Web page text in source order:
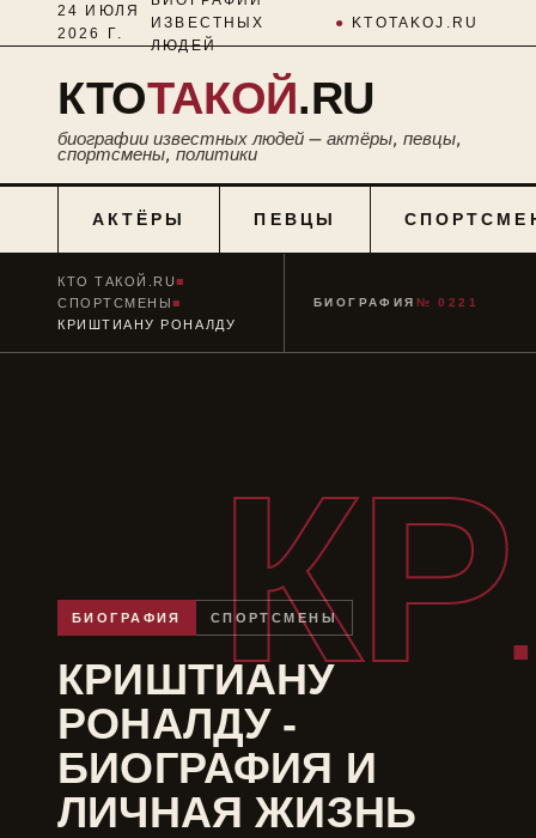
24 ИЮЛЯ
2026 Г.
ИЗВЕСТНЫХ
ЛЮДЕЙ
● KTOTAKOJ.RU
КТОТАКОЙ.RU
биографии известных людей — актёры, певцы,
спортсмены, политики
АКТЁРЫ ПЕВЦЫ
КР
КТО ТАКОЙ.RU■
СПОРТСМЕНЫ■
КРИШТИАНУ РОНАЛДУ
БИОГРАФИЯ № 0221
БИОГРАФИЯ СПОРТСМЕНЫ
КРИШТИАНУ
РОНАЛДУ -
БИОГРАФИЯ И
ЛИЧНАЯ ЖИЗНЬ